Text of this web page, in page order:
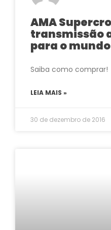
AMA
transmissão
para o
Saiba como comprar!
LEIA MAIS »
30 de dezembro de 2016